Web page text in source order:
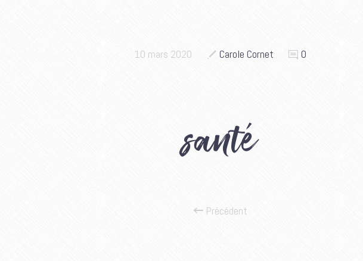
10 mars 2020 Carole Cornet 0
santé
Précédent